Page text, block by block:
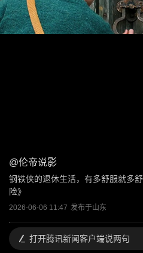
@伦帝说影
钢铁侠的退休生活，有多舒服就多
险》
2026-06-06 11:47 发布于山东
打开腾讯新闻客户端说两句